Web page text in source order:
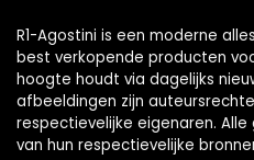
R1-Agostini is een moderne
best verkopende producten
hoogte houdt via dagelijks
afbeeldingen zijn
respectievelijke eigenaren.
van hun respectievelijke